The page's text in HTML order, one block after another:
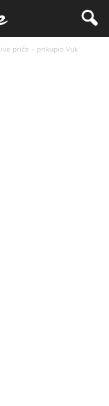
priče – prikupio Vuk